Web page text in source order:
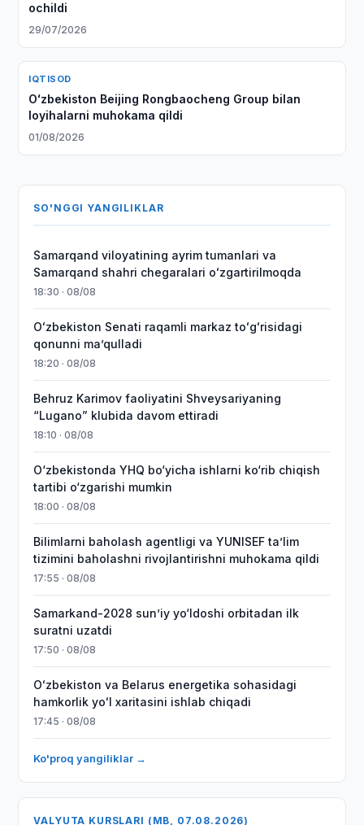
ochildi
29/07/2026
IQTISOD
Oʻzbekiston Beijing Rongbaocheng Group bilan
loyihalarni muhokama qildi
01/08/2026
SO'NGGI YANGILIKLAR
Samarqand viloyatining ayrim tumanlari va
Samarqand shahri chegaralari oʻzgartirilmoqda
18:30 · 08/08
Oʻzbekiston Senati raqamli markaz toʻgʻrisidagi
qonunni maʼqulladi
18:20 · 08/08
Behruz Karimov faoliyatini Shveysariyaning
“Lugano” klubida davom ettiradi
18:10 · 08/08
O‘zbekistonda YHQ bo‘yicha ishlarni ko‘rib chiqish
tartibi o‘zgarishi mumkin
18:00 · 08/08
Bilimlarni baholash agentligi va YUNISEF taʼlim
tizimini baholashni rivojlantirishni muhokama qildi
17:55 · 08/08
Samarkand-2028 sunʼiy yo‘ldoshi orbitadan ilk
suratni uzatdi
17:50 · 08/08
Oʻzbekiston va Belarus energetika sohasidagi
hamkorlik yoʻl xaritasini ishlab chiqadi
17:45 · 08/08
Ko'proq yangiliklar →
VALYUTA KURSLARI (MB, 07.08.2026)